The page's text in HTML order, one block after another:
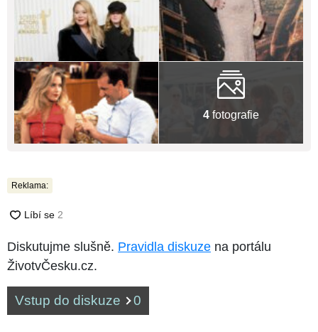
4 fotografie
Reklama:
Diskutujme slušně. Pravidla diskuze na portálu
ŽivotvČesku.cz.
Vstup do diskuze 0